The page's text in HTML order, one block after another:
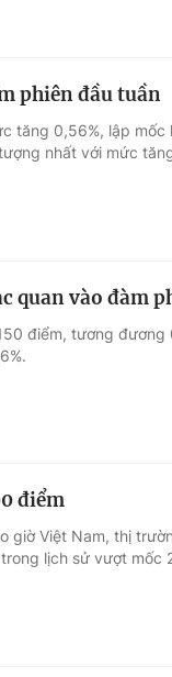
phiên đầu tuần
tăng 0,56%, lập
nhất với mức
quan vào đàm
điểm, tương
điểm
giờ Việt Nam, thị
lịch sử vượt mốc